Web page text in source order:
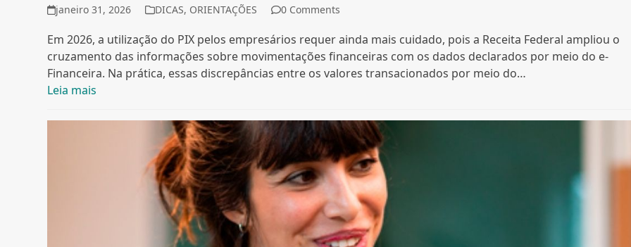
janeiro 31, 2026 DICAS, ORIENTAÇÕES 0 Comments
Em 2026, a utilização do PIX pelos empresários requer ainda mais cuidado, pois a Receita Federal ampliou o
cruzamento das informações sobre movimentações financeiras com os dados declarados por meio do e-
Financeira. Na prática, essas discrepâncias entre os valores transacionados por meio do…
Leia mais